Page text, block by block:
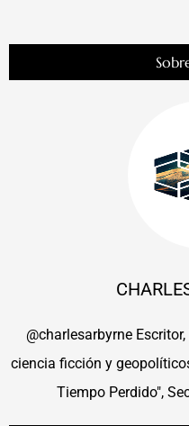
@charlesarbyrne
ciencia ficción y
Tiempo Perdido",